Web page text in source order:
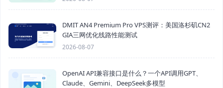
DMIT AN4 Premium Pro VPS测评：美国洛杉矶CN2
GIA三网优化线路性能测试
2026-08-07
OpenAI API兼容接口是什么？一个API调用GPT、
Claude、Gemini、DeepSeek多模型